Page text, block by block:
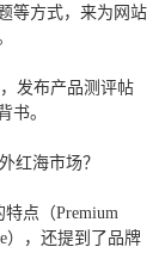
等方式，来为网站
发布产品测评帖
书。
点（Premium
），还提到了品牌